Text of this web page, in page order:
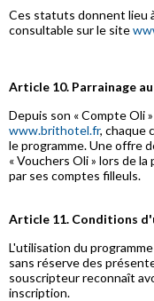
Ces statuts donnent lieu
consultable sur le site
Article 10. Parrainage
Depuis son « Compte Oli
www.brithotel.fr, chaque
le programme. Une offre
« Vouchers Oli » lors de
par ses comptes filleuls.
Article 11. Conditions
L'utilisation du
sans réserve des
souscripteur reconnaît
inscription.